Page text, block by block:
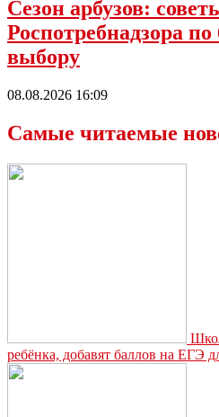
Сезон арбузов:
Роспотребнадзора по
выбору
08.08.2026 16:09
Самые читаемые
ребёнка, добавят баллов на ЕГЭ